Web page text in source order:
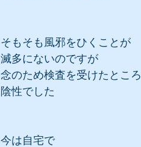
そもそも風邪をひくことが
滅多にないのですが
念のため検査を受けたところ
陰性でした
今は自宅で